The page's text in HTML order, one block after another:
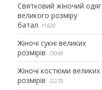
Святковий жіночий одяг
великого розміру
батал
1620
Жіночі сукні великих
розмірів
3069
Жіночі костюми великих
розмірів
2270